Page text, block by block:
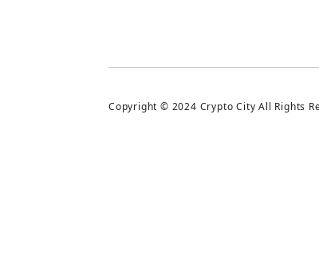
Copyright © 2024 Crypto City All Rights